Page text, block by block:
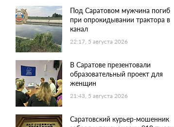
Под Саратовом мужчина погиб
при опрокидывании трактора в
канал
22:17, 5 августа 2026
В Саратове презентовали
образовательный проект для
женщин
21:43, 5 августа 2026
Саратовский курьер-мошенник